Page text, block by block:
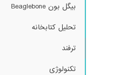
بیگل بون Beaglebone
تحلیل کتابخانه
ترفند
تکنولوژی